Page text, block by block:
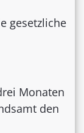
gesetzliche
Monaten
den